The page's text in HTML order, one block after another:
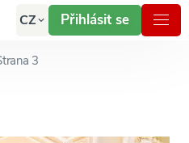
CZ Přihlásit se
3